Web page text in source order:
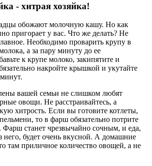
- хитрая хозяйка!
обожают молочную кашу. Но как
пригорает у вас. Что же делать? Не
Необходимо проварить крупу в
а за пару минуту до ее
к крупе молоко, закипятите и
накройте крышкой и укутайте
вашей семьи не слишком любят
овощи. Не расстраивайтесь, а
хитрость. Если вы готовите котлеты,
то в фарш обязательно потрите
Фарш станет чрезвычайно сочным, и еда,
него, будет очень вкусной. А домашние
там приличное количество овощей, а не